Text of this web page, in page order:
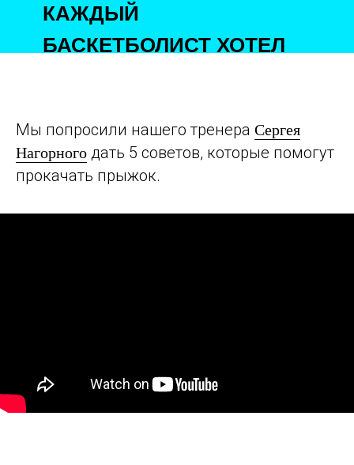
КАЖДЫЙ
БАСКЕТБОЛИСТ ХОТЕЛ
Мы попросили нашего тренера Сергея
Нагорного дать 5 советов, которые помогут
прокачать прыжок.